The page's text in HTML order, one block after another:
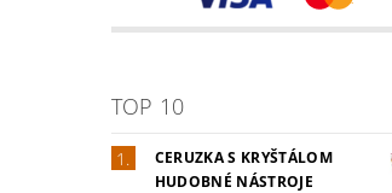
TOP 10
CERUZKA S KRYŠTÁLOM
HUDOBNÉ NÁSTROJE